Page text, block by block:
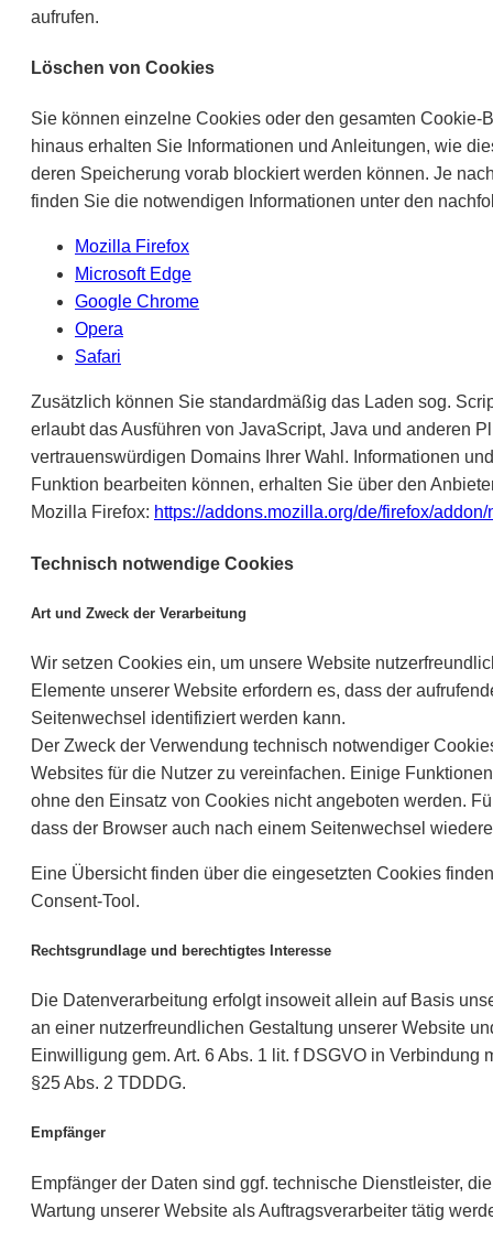
aufrufen.
Löschen von Cookies
Sie können einzelne Cookies oder den gesamten Cookie-
hinaus erhalten Sie Informationen und Anleitungen, wie
deren Speicherung vorab blockiert werden können. Je
finden Sie die notwendigen Informationen unter den
Mozilla Firefox
Microsoft Edge
Google Chrome
Opera
Safari
Zusätzlich können Sie standardmäßig das Laden sog.
erlaubt das Ausführen von JavaScript, Java und anderen
vertrauenswürdigen Domains Ihrer Wahl. Informationen
Funktion bearbeiten können, erhalten Sie über den
Mozilla Firefox: https://addons.mozilla.org/de/firefox/addon/
Technisch notwendige Cookies
Art und Zweck der Verarbeitung
Wir setzen Cookies ein, um unsere Website
Elemente unserer Website erfordern es, dass der
Seitenwechsel identifiziert werden kann.
Der Zweck der Verwendung technisch notwendiger
Websites für die Nutzer zu vereinfachen. Einige
ohne den Einsatz von Cookies nicht angeboten werden.
dass der Browser auch nach einem Seitenwechsel
Eine Übersicht finden über die eingesetzten Cookies
Consent-Tool.
Rechtsgrundlage und berechtigtes Interesse
Die Datenverarbeitung erfolgt insoweit allein auf Basis
an einer nutzerfreundlichen Gestaltung unserer Website
Einwilligung gem. Art. 6 Abs. 1 lit. f DSGVO in Verbindung
§25 Abs. 2 TDDDG.
Empfänger
Empfänger der Daten sind ggf. technische Dienstleister,
Wartung unserer Website als Auftragsverarbeiter tätig